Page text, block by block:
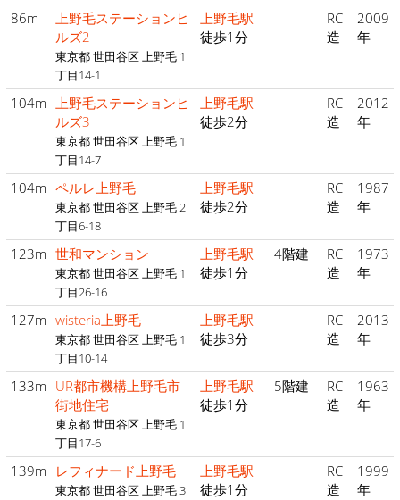
86m
上野毛ステーションヒ
ルズ2
東京都 世田谷区 上野毛 1
丁目14-1
上野毛駅
徒歩1分
RC
造
2009
年
104m 上野毛ステーションヒ
ルズ3
東京都 世田谷区 上野毛 1
丁目14-7
上野毛駅
徒歩2分
RC
造
2012
年
104m ペルレ上野毛
東京都 世田谷区 上野毛 2
丁目6-18
上野毛駅
徒歩2分
RC
造
1987
年
123m 世和マンション
東京都 世田谷区 上野毛 1
丁目26-16
上野毛駅
徒歩1分
4階建
RC
造
1973
年
127m wisteria上野毛
東京都 世田谷区 上野毛 1
丁目10-14
上野毛駅
徒歩3分
RC
造
2013
年
133m UR都市機構上野毛市
街地住宅
東京都 世田谷区 上野毛 1
丁目17-6
上野毛駅
徒歩1分
5階建
RC
造
1963
年
139m レフィナード上野毛
東京都 世田谷区 上野毛 3
上野毛駅
徒歩1分
RC
造
1999
年